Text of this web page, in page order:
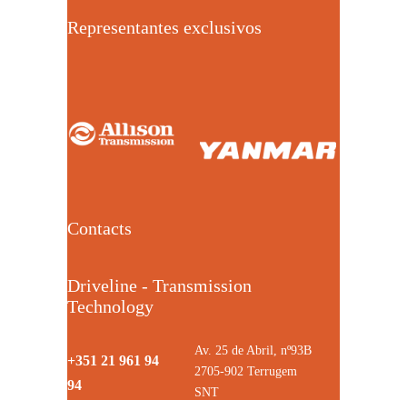
Representantes exclusivos
Contacts
Driveline - Transmission
Technology
+351 21 961 94
94
Av. 25 de Abril, nº93B
2705-902 Terrugem
SNT